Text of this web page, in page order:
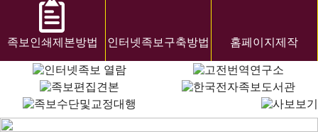
족보인쇄제본방법 인터넷족보구축방법 홈페이지제작